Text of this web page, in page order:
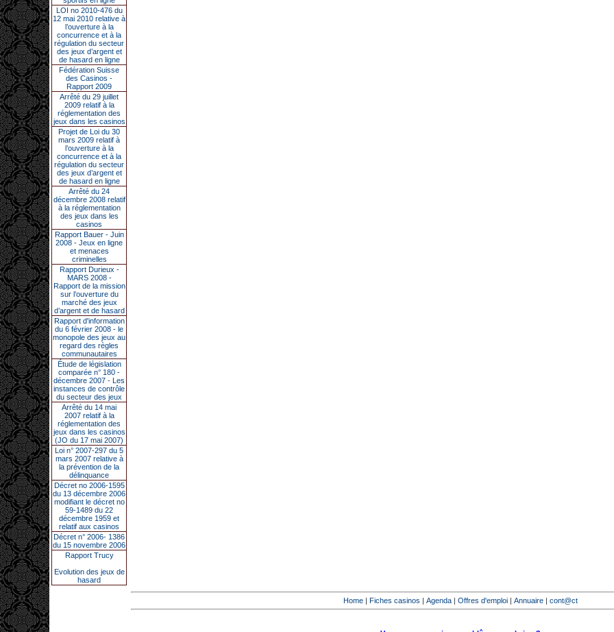
LOI no 2010-476 du
12 mai 2010 relative à
l’ouverture à la
concurrence et à la
régulation du secteur
des jeux d’argent et
de hasard en ligne
Fédération Suisse
des Casinos -
Rapport 2009
Arrêté du 29 juillet
2009 relatif à la
réglementation des
jeux dans les casinos
Projet de Loi du 30
mars 2009 relatif à
l’ouverture à la
concurrence et à la
régulation du secteur
des jeux d’argent et
de hasard en ligne
Arrêté du 24
décembre 2008 relatif
à la réglementation
des jeux dans les
casinos
Rapport Bauer - Juin
2008 - Jeux en ligne
et menaces
criminelles
Rapport Durieux -
MARS 2008 -
Rapport de la mission
sur l’ouverture du
marché des jeux
d’argent et de hasard
Rapport d'information
du 6 février 2008 - le
monopole des jeux au
regard des règles
communautaires
Étude de législation
comparée n° 180 -
décembre 2007 - Les
instances de contrôle
du secteur des jeux
Arrêté du 14 mai
2007 relatif à la
réglementation des
jeux dans les casinos
(JO du 17 mai 2007)
Loi n° 2007-297 du 5
mars 2007 relative à
la prévention de la
délinquance
Décret no 2006-1595
du 13 décembre 2006
modifiant le décret no
59-1489 du 22
décembre 1959 et
relatif aux casinos
Décret n° 2006- 1386
du 15 novembre 2006
Rapport Trucy
Evolution des jeux de
hasard
Home | Fiches casinos | Agenda | Offres d'emploi | Annuaire | cont@ct